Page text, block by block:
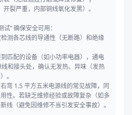
裂严重，内部铜线氧化发黑）。
” 确保安全可用：
测各芯线的导通性（无断路）和绝缘
匹配的设备（如小功率电器），通电
和接头处，确认无发热、异味（发热
。
弯 1.5 平方五米电源线的常见故障，同
性。若缺乏维修经验或故障复杂（如多
线（避免因维修不当引发安全事故）。